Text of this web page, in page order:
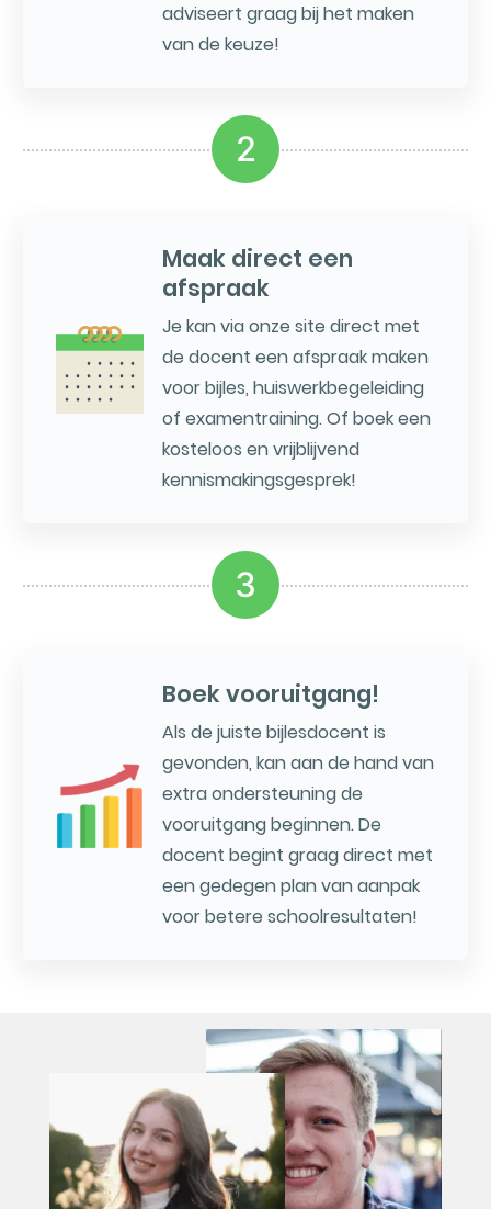
adviseert graag bij het maken
van de keuze!
2
Maak direct een
afspraak
Je kan via onze site direct met
de docent een afspraak maken
voor bijles, huiswerkbegeleiding
of examentraining. Of boek een
kosteloos en vrijblijvend
kennismakingsgesprek!
3
Boek vooruitgang!
Als de juiste bijlesdocent is
gevonden, kan aan de hand van
extra ondersteuning de
vooruitgang beginnen. De
docent begint graag direct met
een gedegen plan van aanpak
voor betere schoolresultaten!